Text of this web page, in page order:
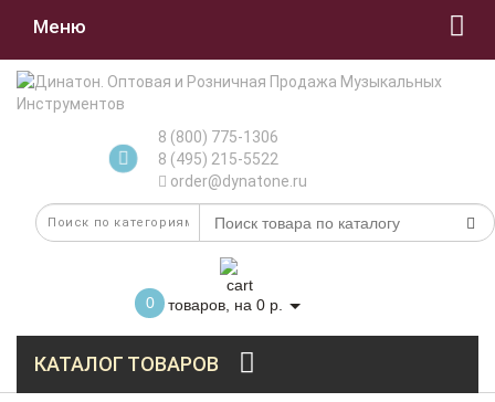
Меню
8 (800) 775-1306
8 (495) 215-5522
order@dynatone.ru
0 товаров, на 0 р.
КАТАЛОГ ТОВАРОВ